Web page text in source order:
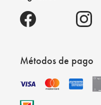
Métodos de pago